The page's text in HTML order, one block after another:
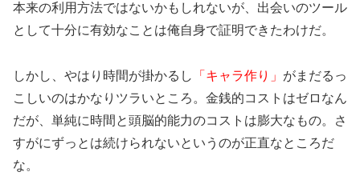
本来の利用方法ではないかもしれないが、出会いのツール
として十分に有効なことは俺自身で証明できたわけだ。
しかし、やはり時間が掛かるし 「キャラ作り」 がまだるっ
こしいのはかなりツラいところ。金銭的コストはゼロなん
だが、単純に時間と頭脳的能力のコストは膨大なもの。さ
すがにずっとは続けられないというのが正直なところだ
な。